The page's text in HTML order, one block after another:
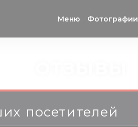
Меню Фотографии
посетителей